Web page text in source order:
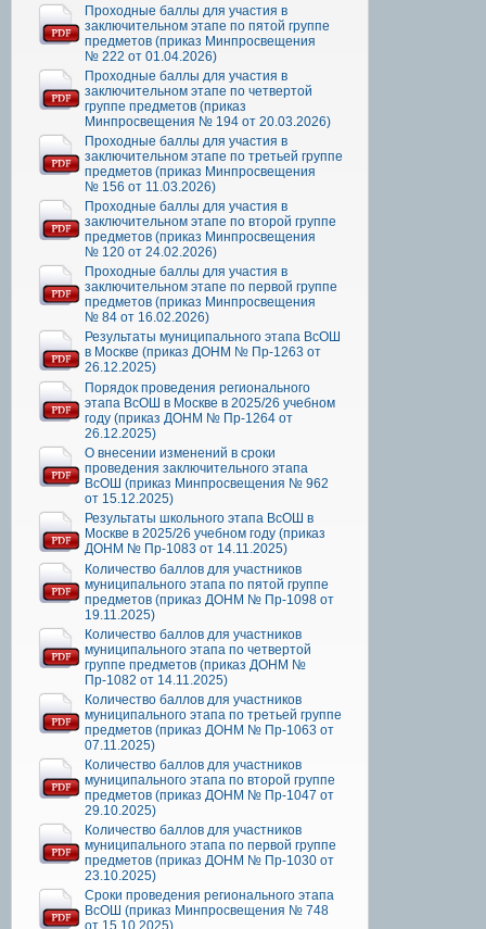
Проходные баллы для участия в
заключительном этапе по пятой группе
предметов (приказ Минпросвещения
№ 222 от 01.04.2026)
Проходные баллы для участия в
заключительном этапе по четвертой
группе предметов (приказ
Минпросвещения № 194 от 20.03.2026)
Проходные баллы для участия в
заключительном этапе по третьей группе
предметов (приказ Минпросвещения
№ 156 от 11.03.2026)
Проходные баллы для участия в
заключительном этапе по второй группе
предметов (приказ Минпросвещения
№ 120 от 24.02.2026)
Проходные баллы для участия в
заключительном этапе по первой группе
предметов (приказ Минпросвещения
№ 84 от 16.02.2026)
Результаты муниципального этапа ВсОШ
в Москве (приказ ДОНМ № Пр-1263 от
26.12.2025)
Порядок проведения регионального
этапа ВсОШ в Москве в 2025/26 учебном
году (приказ ДОНМ № Пр-1264 от
26.12.2025)
О внесении изменений в сроки
проведения заключительного этапа
ВсОШ (приказ Минпросвещения № 962
от 15.12.2025)
Результаты школьного этапа ВсОШ в
Москве в 2025/26 учебном году (приказ
ДОНМ № Пр-1083 от 14.11.2025)
Количество баллов для участников
муниципального этапа по пятой группе
предметов (приказ ДОНМ № Пр-1098 от
19.11.2025)
Количество баллов для участников
муниципального этапа по четвертой
группе предметов (приказ ДОНМ №
Пр-1082 от 14.11.2025)
Количество баллов для участников
муниципального этапа по третьей группе
предметов (приказ ДОНМ № Пр-1063 от
07.11.2025)
Количество баллов для участников
муниципального этапа по второй группе
предметов (приказ ДОНМ № Пр-1047 от
29.10.2025)
Количество баллов для участников
муниципального этапа по первой группе
предметов (приказ ДОНМ № Пр-1030 от
23.10.2025)
Сроки проведения регионального этапа
ВсОШ (приказ Минпросвещения № 748
от 15.10.2025)